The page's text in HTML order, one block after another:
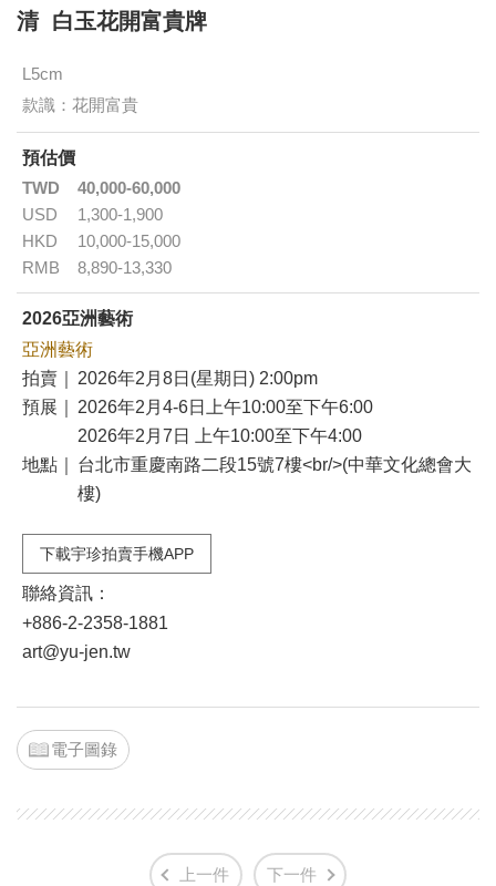
清 白玉花開富貴牌
L5cm
款識：花開富貴
預估價
TWD
40,000-60,000
USD
1,300-1,900
HKD
10,000-15,000
RMB
8,890-13,330
2026亞洲藝術
亞洲藝術
拍賣｜
2026年2月8日(星期日) 2:00pm
預展｜
2026年2月4-6日上午10:00至下午6:00
2026年2月7日 上午10:00至下午4:00
地點｜
台北市重慶南路二段15號7樓<br/>(中華文化總會大
樓)
下載宇珍拍賣手機APP
聯絡資訊：
+886-2-2358-1881
art@yu-jen.tw
電子圖錄
上一件 下一件